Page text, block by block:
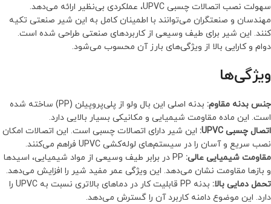
سهولت نصب اتصالات چسبی UPVC، عملکردی بی‌نظیر ارائه می‌دهد.
مهندسان و صنعتگران می‌توانند با اطمینان کامل به این شیر صنعتی تکیه
کنند. این شیر برای طیف وسیعی از کاربردهای صنعتی طراحی شده است.
دوام و کارایی بالا از ویژگی‌های بارز آن محسوب می‌شود.
ویژگی‌ها
جنس بدنه مقاوم:
بدنه اصلی این بال ولو از پلی‌پروپیلن (PP) ساخته شده
است. این ماده مقاومت شیمیایی و مکانیکی بسیار بالایی دارد.
اتصال چسبی UPVC:
این شیر دارای اتصالات چسبی است. این اتصالات امکان
نصب سریع و آسان را در سیستم‌های لوله‌کشی UPVC فراهم می‌کنند.
مقاومت شیمیایی عالی:
PP در برابر طیف وسیعی از مواد شیمیایی، اسیدها
و بازها مقاومت نشان می‌دهد. این ویژگی عمر مفید شیر را افزایش می‌دهد.
تحمل دمایی بالا:
بدنه PP قابلیت کار در دماهای بالاتری نسبت به UPVC را
دارد. این موضوع دامنه کاربرد آن را گسترش می‌دهد.